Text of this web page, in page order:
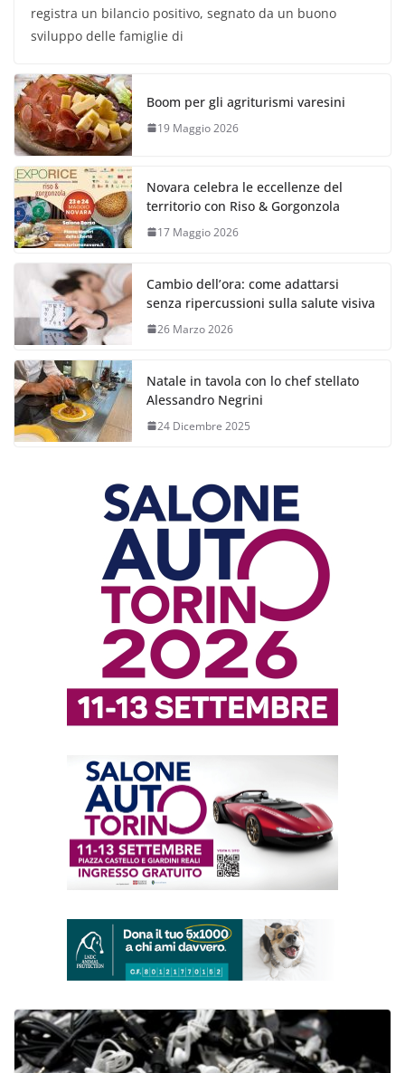
registra un bilancio positivo, segnato da un buono
sviluppo delle famiglie di
Boom per gli agriturismi varesini
19 Maggio 2026
Novara celebra le eccellenze del
territorio con Riso & Gorgonzola
17 Maggio 2026
Cambio dell’ora: come adattarsi
senza ripercussioni sulla salute visiva
26 Marzo 2026
Natale in tavola con lo chef stellato
Alessandro Negrini
24 Dicembre 2025